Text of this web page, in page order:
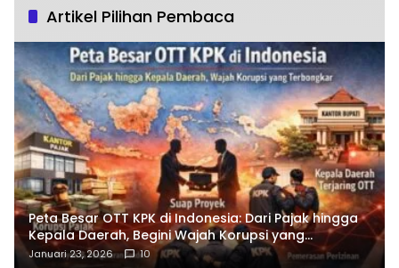
Artikel Pilihan Pembaca
Peta Besar OTT KPK di Indonesia: Dari Pajak hingga
Kepala Daerah, Begini Wajah Korupsi yang
Terbongkar
Januari 23, 2026 10